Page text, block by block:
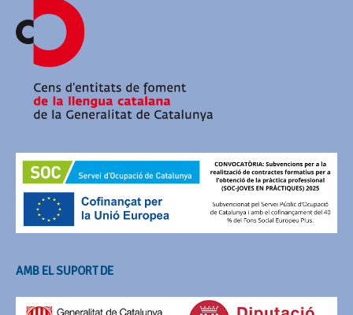
AMB EL SUPORT DE